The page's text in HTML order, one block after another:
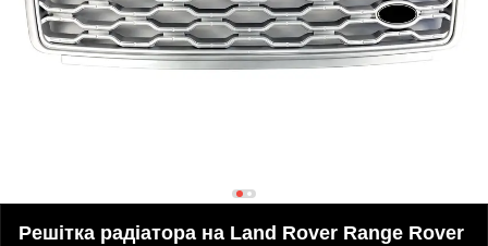
Решітка радіатора на Land Rover Range Rover